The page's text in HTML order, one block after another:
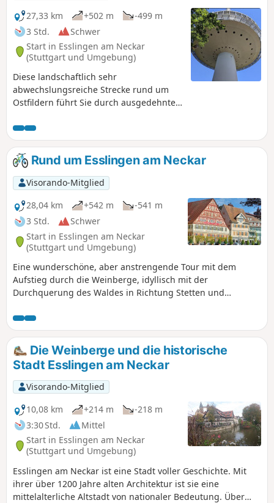
27,33 km
+502 m
-499 m
3 Std.
Schwer
Start in Esslingen am Neckar
(Stuttgart und Umgebung)
Diese landschaftlich sehr
abwechslungsreiche Strecke rund um
Ostfildern führt Sie durch ausgedehnte
Gemüseanbaugebiete. Die Strecke
wurde im Herbst mit dem Mountainbike
zurückgelegt. Nutzung der App
erforderlich_.
Rund um Esslingen am Neckar
Visorando-Mitglied
28,04 km
+542 m
-541 m
3 Std.
Schwer
Start in Esslingen am Neckar
(Stuttgart und Umgebung)
Eine wunderschöne, aber anstrengende Tour mit dem
Aufstieg durch die Weinberge, idyllisch mit der
Durchquerung des Waldes in Richtung Stetten und
Esslingen. Genießen Sie die malerischen Landschaften am
Ufer des Neckars und das vielfältige kulturelle Angebot.
Nutzung der App erforderlich.
Die Weinberge und die historische
Stadt Esslingen am Neckar
Visorando-Mitglied
10,08 km
+214 m
-218 m
3:30 Std.
Mittel
Start in Esslingen am Neckar
(Stuttgart und Umgebung)
Esslingen am Neckar ist eine Stadt voller Geschichte. Mit
ihrer über 1200 Jahre alten Architektur ist sie eine
mittelalterliche Altstadt von nationaler Bedeutung. Über